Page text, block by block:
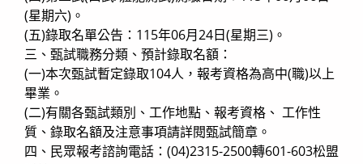
(星期六)。
(五)錄取名單公告：115年06月24日(星期三)。
三、甄試職務分類、預計錄取名額：
(一)本次甄試暫定錄取104人，報考資格為高中(職)以上
畢業。
(二)有關各甄試類別、工作地點、報考資格、 工作性
質、錄取名額及注意事項請詳閱甄試簡章。
四、民眾報考諮詢電話：(04)2315-2500轉601-603松盟